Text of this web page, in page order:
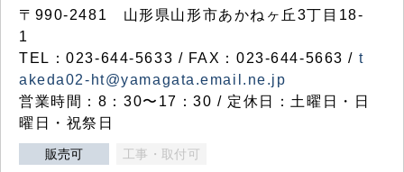
〒990-2481 山形県山形市あかねヶ丘3丁目18-
1
TEL：023-644-5633 / FAX：023-644-5663 / t
akeda02-ht@yamagata.email.ne.jp
営業時間：8：30〜17：30 / 定休日：土曜日・日
曜日・祝祭日
販売可 工事・取付可